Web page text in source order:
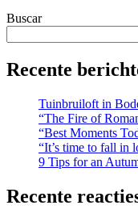
Buscar
Recente
Tuinbruiloft in
“The Fire of
“Best Moments
“It’s time to fall in
9 Tips for an
Recente